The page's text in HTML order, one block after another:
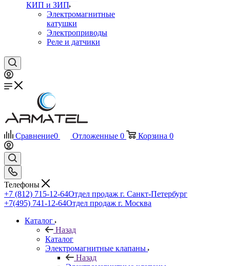
КИП и ЗИП
Электромагнитные
катушки
Электроприводы
Реле и датчики
Сравнение0 Отложенные 0 Корзина 0
Телефоны
+7 (812) 715-12-64Отдел продаж г. Санкт-Петербург
+7(495) 741-12-64Отдел продаж г. Москва
Каталог
Назад
Каталог
Электромагнитные клапаны
Назад